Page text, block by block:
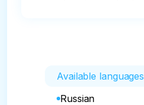
Available languages
Russian